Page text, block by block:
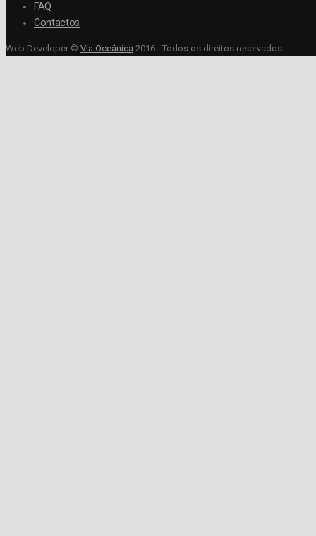
FAQ
Contactos
Web Developer © Via Oceânica 2016 - Todos os direitos reservados.